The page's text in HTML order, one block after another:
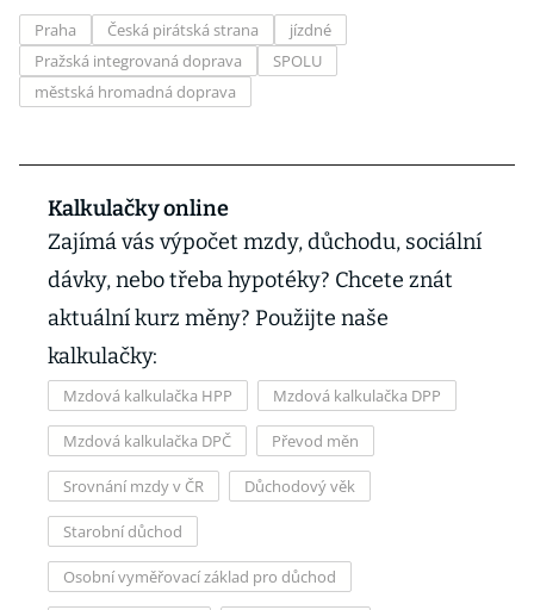
Praha Česká pirátská strana
jízdné
Pražská integrovaná doprava
SPOLU
městská hromadná doprava
Kalkulačky online
Zajímá vás výpočet mzdy, důchodu, sociální
dávky, nebo třeba hypotéky? Chcete znát
aktuální kurz měny? Použijte naše
kalkulačky:
Mzdová kalkulačka HPP Mzdová kalkulačka DPP
Mzdová kalkulačka DPČ Převod měn
Srovnání mzdy v ČR Důchodový věk
Starobní důchod
Osobní vyměřovací základ pro důchod